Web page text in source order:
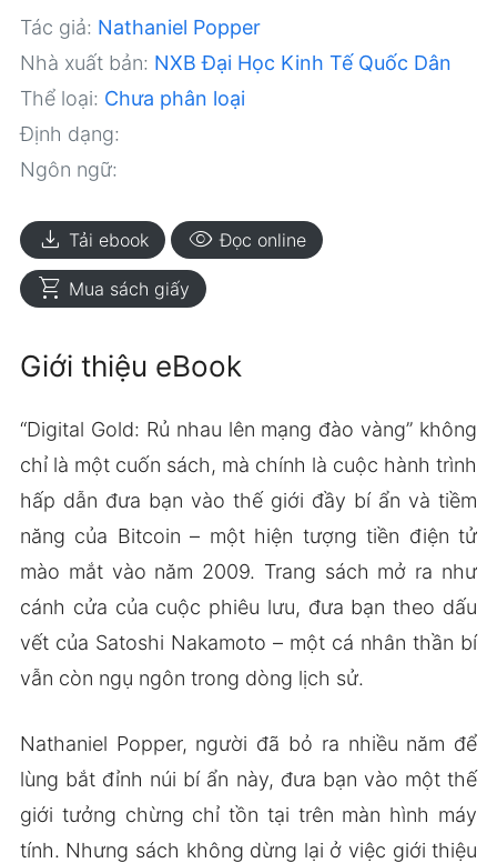
Tác giả: Nathaniel Popper
Nhà xuất bản: NXB Đại Học Kinh Tế Quốc Dân
Thể loại: Chưa phân loại
Định dạng:
Ngôn ngữ:
download Tải ebook visibility Đọc online
shopping_cart Mua sách giấy
Giới thiệu eBook
“Digital Gold: Rủ nhau lên mạng đào vàng” không
chỉ là một cuốn sách, mà chính là cuộc hành trình
hấp dẫn đưa bạn vào thế giới đầy bí ẩn và tiềm
năng của Bitcoin – một hiện tượng tiền điện tử
mào mắt vào năm 2009. Trang sách mở ra như
cánh cửa của cuộc phiêu lưu, đưa bạn theo dấu
vết của Satoshi Nakamoto – một cá nhân thần bí
vẫn còn ngụ ngôn trong dòng lịch sử.
Nathaniel Popper, người đã bỏ ra nhiều năm để
lùng bắt đỉnh núi bí ẩn này, đưa bạn vào một thế
giới tưởng chừng chỉ tồn tại trên màn hình máy
tính. Nhưng sách không dừng lại ở việc giới thiệu